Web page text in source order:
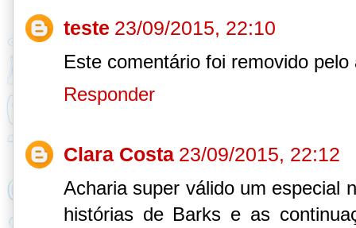
teste 23/09/2015, 22:10
Este comentário foi removido pelo
Responder
Clara Costa 23/09/2015, 22:12
Acharia super válido um especial
histórias de Barks e as